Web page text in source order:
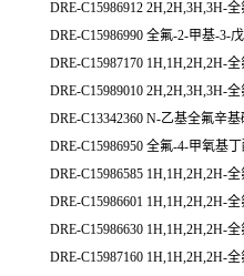
DRE-C15986912 2H,2H,3H,3H-
DRE-C15986990 全氟-2-甲基-3-
DRE-C15987170 1H,1H,2H,2H-
DRE-C15989010 2H,2H,3H,3H-
DRE-C13342360 N-乙基全氟辛
DRE-C15986950 全氟-4-甲氧基
DRE-C15986585 1H,1H,2H,2H-
DRE-C15986601 1H,1H,2H,2H-
DRE-C15986630 1H,1H,2H,2H-
DRE-C15987160 1H,1H,2H,2H-